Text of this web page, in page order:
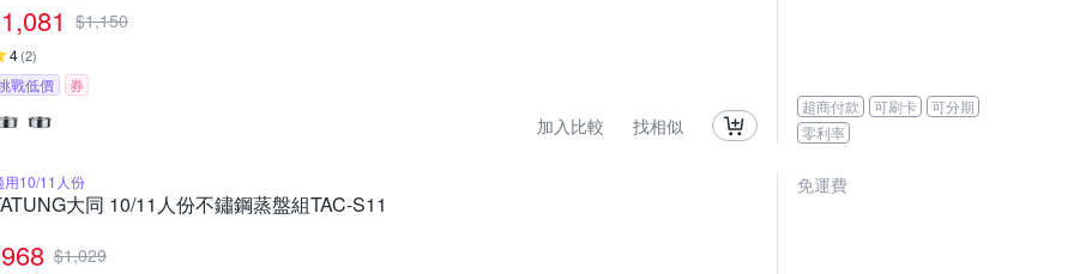
1,081 $1,150
4(2)
戰低價 券
加入比較 找相似
超商付款 可刷卡
可分期
零利率
用10/11人份
大同 10/11人份不鏽鋼蒸盤組TAC-S11
968 $1,029
免運費